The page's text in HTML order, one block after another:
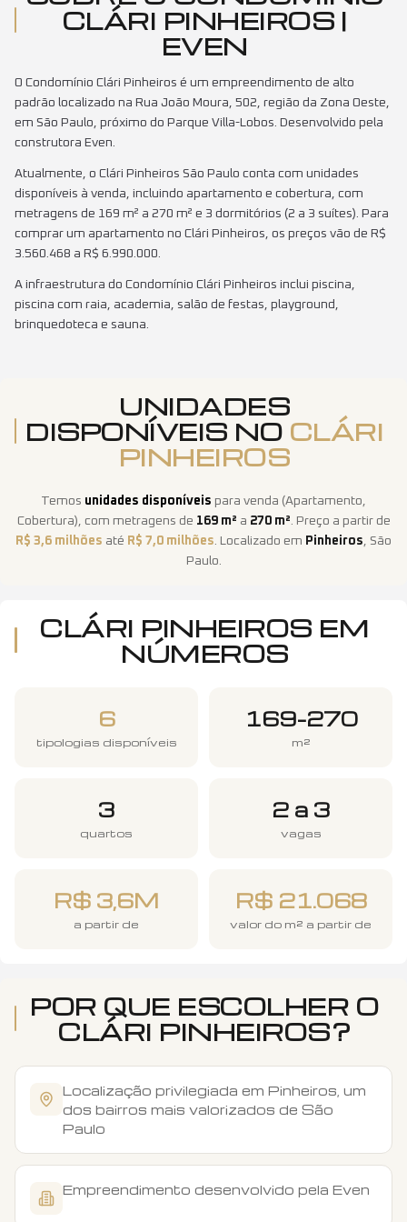
CLÁRI PINHEIROS |
EVEN
O Condomínio Clári Pinheiros é um empreendimento de alto
padrão localizado na Rua João Moura, 502, região da Zona Oeste,
em São Paulo, próximo do Parque Villa-Lobos. Desenvolvido pela
construtora Even.
Atualmente, o Clári Pinheiros São Paulo conta com unidades
disponíveis à venda, incluindo apartamento e cobertura, com
metragens de 169 m² a 270 m² e 3 dormitórios (2 a 3 suítes). Para
comprar um apartamento no Clári Pinheiros, os preços vão de R$
3.560.468 a R$ 6.990.000.
A infraestrutura do Condomínio Clári Pinheiros inclui piscina,
piscina com raia, academia, salão de festas, playground,
brinquedoteca e sauna.
UNIDADES
DISPONÍVEIS NO CLÁRI
PINHEIROS
Temos unidades disponíveis para venda (Apartamento,
Cobertura), com metragens de 169m² a 270m². Preço a partir de
R$ 3,6 milhões até R$ 7,0 milhões. Localizado em Pinheiros, São
Paulo.
CLÁRI PINHEIROS EM
NÚMEROS
tipologias disponíveis
6
m²
169–270
quartos
3
vagas
2 a 3
a partir de
R$ 3,6M
valor do m² a partir de
R$ 21.068
POR QUE ESCOLHER O
CLÁRI PINHEIROS?
Localização privilegiada em Pinheiros, um
dos bairros mais valorizados de São
Paulo
Empreendimento desenvolvido pela Even